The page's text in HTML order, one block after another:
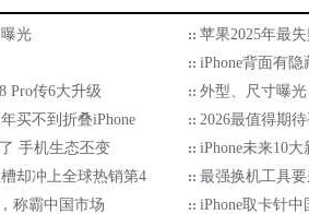
光
苹果2025年最
iPhone背面有
Pro传6大升级
外型、尺寸曝
买不到折叠iPhone
2026最值得期
手机生态丕变
iPhone未来10
却冲上全球热销第4
最强换机工具
称霸中国市场
iPhone取卡针